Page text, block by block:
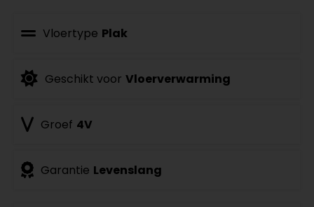
Vloertype Plak
Geschikt voor Vloerverwarming
Groef 4V
Garantie Levenslang